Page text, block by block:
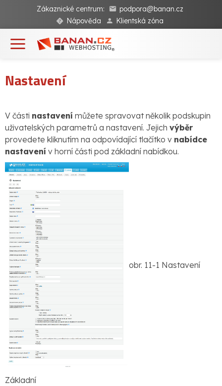
Zákaznické centrum:
podpora@banan.cz
Nápověda
Klientská zóna
Nastavení
V části nastavení můžete spravovat několik podskupin
uživatelských parametrů a nastavení. Jejich výběr
provedete kliknutím na odpovídající tlačítko v nabídce
nastavení v horní části pod základní nabídkou.
obr. 11-1 Nastavení
Základní